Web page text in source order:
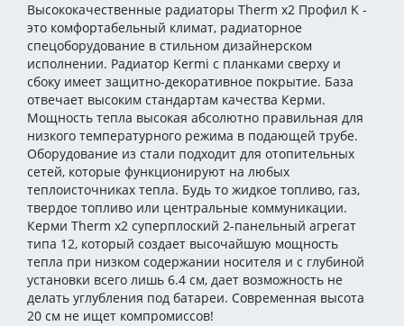
Высококачественные радиаторы Therm x2 Профил K -
это комфортабельный климат, радиаторное
спецоборудование в стильном дизайнерском
исполнении. Радиатор Kermi с планками сверху и
сбоку имеет защитно-декоративное покрытие. База
отвечает высоким стандартам качества Керми.
Мощность тепла высокая абсолютно правильная для
низкого температурного режима в подающей трубе.
Оборудование из стали подходит для отопительных
сетей, которые функционируют на любых
теплоисточниках тепла. Будь то жидкое топливо, газ,
твердое топливо или центральные коммуникации.
Керми Therm x2 суперплоский 2-панельный агрегат
типа 12, который создает высочайшую мощность
тепла при низком содержании носителя и с глубиной
установки всего лишь 6.4 см, дает возможность не
делать углубления под батареи. Современная высота
20 см не ищет компромиссов!